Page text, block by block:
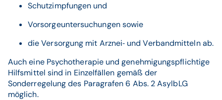
Schutzimpfungen und
Vorsorgeuntersuchungen sowie
die Versorgung mit Arznei‐ und Verbandmitteln ab.
Auch eine Psychotherapie und genehmigungspflichtige
Hilfsmittel sind in Einzelfällen gemäß der
Sonderregelung des Paragrafen 6 Abs. 2 AsylbLG
möglich.